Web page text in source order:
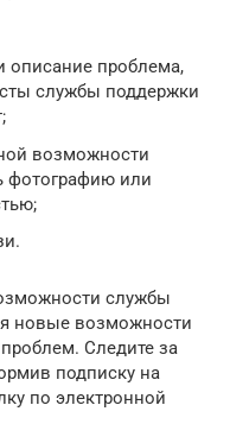
описание проблема,
службы поддержки
возможности
фотографию или
службы
новые возможности
Следите за
подписку на
по электронной